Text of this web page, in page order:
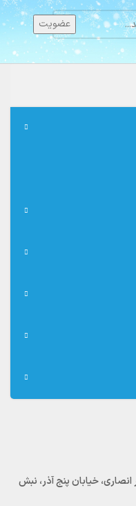
خیابان پنج آذر، نبش